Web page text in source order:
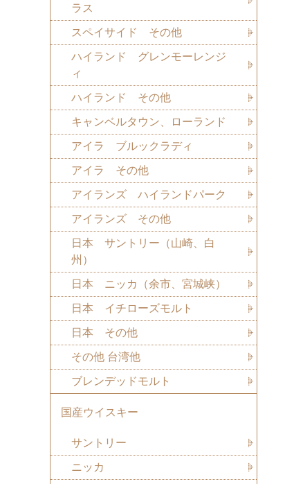
ラス
スペイサイド その他
ハイランド グレンモーレンジ
ィ
ハイランド その他
キャンベルタウン、ローランド
アイラ ブルックラディ
アイラ その他
アイランズ ハイランドパーク
アイランズ その他
日本 サントリー（山崎、白
州）
日本 ニッカ（余市、宮城峡）
日本 イチローズモルト
日本 その他
その他 台湾他
ブレンデッドモルト
国産ウイスキー
サントリー
ニッカ